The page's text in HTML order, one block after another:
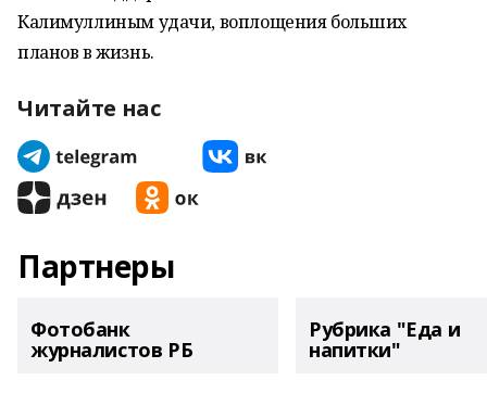
Калимуллиным удачи, воплощения больших
планов в жизнь.
Читайте нас
Партнеры
Фотобанк
журналистов РБ
Рубрика "Еда и
напитки"